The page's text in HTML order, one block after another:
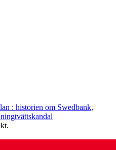
: historien om Swedbank,